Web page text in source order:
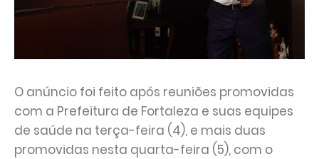
O anúncio foi feito após reuniões promovidas
com a Prefeitura de Fortaleza e suas equipes
de saúde na terça-feira (4), e mais duas
promovidas nesta quarta-feira (5), com o